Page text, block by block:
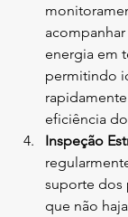
energia em
permitindo
eficiência
Inspeção
suporte dos
que não